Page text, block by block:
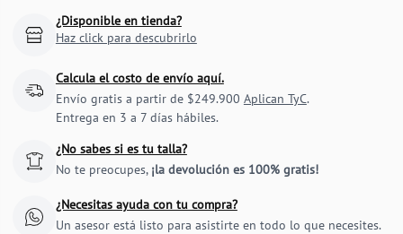
¿Disponible en tienda?
Haz click para descubrirlo
Calcula el costo de envío aquí.
Envío gratis a partir de $249.900 Aplican TyC.
Entrega en 3 a 7 días hábiles.
¿No sabes si es tu talla?
No te preocupes, ¡la devolución es 100% gratis!
¿Necesitas ayuda con tu compra?
Un asesor está listo para asistirte en todo lo que necesites.